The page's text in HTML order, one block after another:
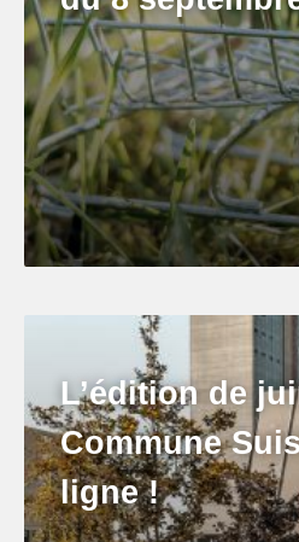
L’édition de
Commune
ligne !